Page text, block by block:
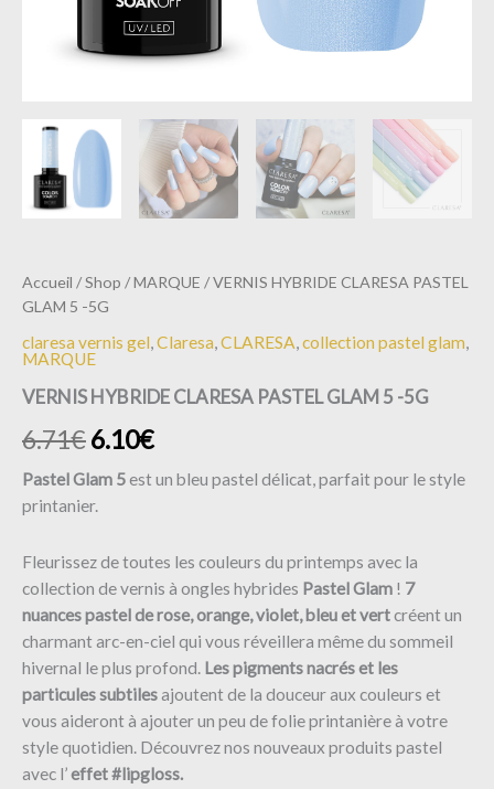
Accueil /Shop /MARQUE / VERNIS HYBRIDE CLARESA PASTEL
GLAM 5 -5G
claresa vernis gel,Claresa,CLARESA,collection pastel glam,
MARQUE
VERNIS HYBRIDE CLARESA PASTEL GLAM 5 -5G
6.71€6.10€
Pastel Glam 5est un bleu pastel délicat, parfait pour le style
printanier.
Fleurissez de toutes les couleurs du printemps avec la
collection de vernis à ongles hybrides Pastel Glam ! 7
nuances pastel de rose, orange, violet, bleu et vertcréent un
charmant arc-en-ciel qui vous réveillera même du sommeil
hivernal le plus profond. Les pigments nacrés et les
particules subtilesajoutent de la douceur aux couleurs et
vous aideront à ajouter un peu de folie printanière à votre
style quotidien. Découvrez nos nouveaux produits pastel
avec l’effet #lipgloss.